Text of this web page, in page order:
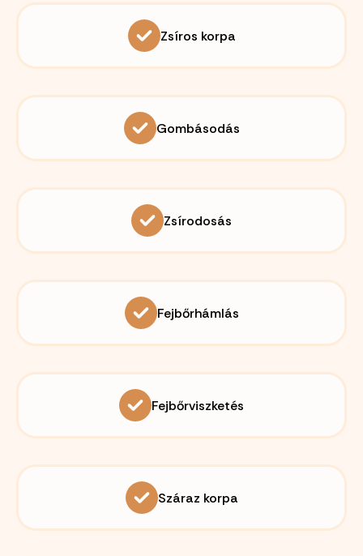
Zsíros korpa
Gombásodás
Zsírodosás
Fejbőrhámlás
Fejbőrviszketés
Száraz korpa